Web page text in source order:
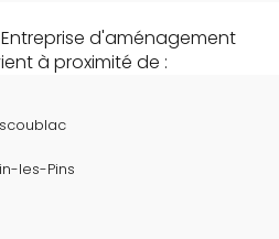
Entreprise d'aménagement
à proximité de :
les-Pins